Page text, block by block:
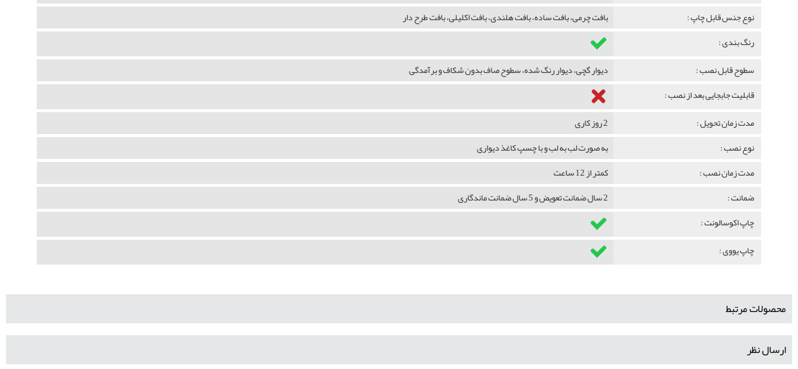
نوع جنس قابل چاپ :
بافت چرمی، بافت ساده، بافت هلندی، بافت اکلیلی، بافت طرح دار
رنگ بندی :
سطوح قابل نصب :
دیوار گچی، دیوار رنگ شده، سطوح صاف بدون شکاف و برآمدگی
قابلیت جابجایی بعد از نصب :
مدت زمان تحویل :
2 روز کاری
نوع نصب :
به صورت لب به لب و با چسپ کاغذ دیواری
مدت زمان نصب :
کمتر از 12 ساعت
ضمانت :
2 سال ضمانت تعویض و 5 سال ضمانت ماندگاری
چاپ اکوسالونت :
چاپ یووی :
محصولات مرتبط
ارسال نظر